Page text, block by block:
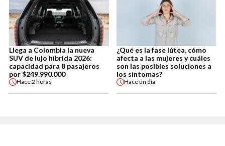
Llega a Colombia la nueva
SUV de lujo híbrida 2026:
capacidad para 8 pasajeros
por $249.990.000
Hace2 horas
¿Qué es la fase lútea, cómo
afecta a las mujeres y cuáles
son las posibles soluciones a
los síntomas?
Haceun día